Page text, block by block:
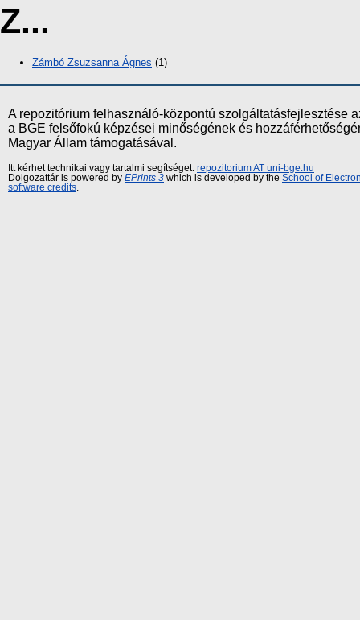
Z...
Zámbó Zsuzsanna Ágnes (1)
A repozitórium felhasználó-központú szolgáltatásfejlesztése
a BGE felsőfokú képzései minőségének és
Magyar Állam támogatásával.
Itt kérhet technikai vagy tartalmi segítséget: repozitorium AT uni-bge.hu
Dolgozattár is powered by EPrints 3 which is developed by the School of
software credits